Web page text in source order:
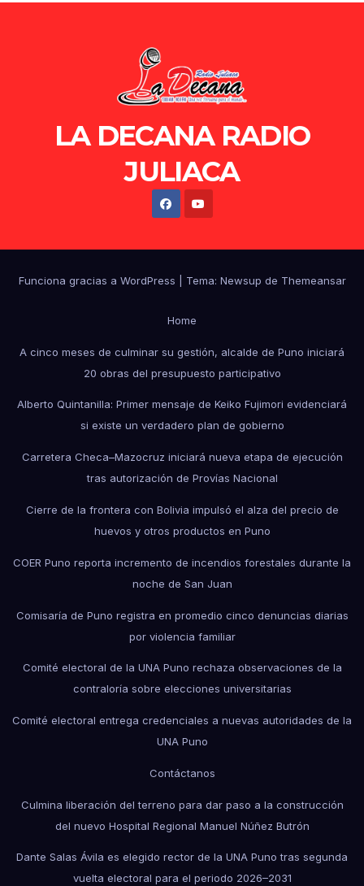
LA DECANA RADIO
JULIACA
Funciona gracias a WordPress Tema: Newsup de Themeansar
Home
A cinco meses de culminar su gestión, alcalde de Puno iniciará
20 obras del presupuesto participativo
Alberto Quintanilla: Primer mensaje de Keiko Fujimori evidenciará
si existe un verdadero plan de gobierno
Carretera Checa–Mazocruz iniciará nueva etapa de ejecución
tras autorización de Provías Nacional
Cierre de la frontera con Bolivia impulsó el alza del precio de
huevos y otros productos en Puno
COER Puno reporta incremento de incendios forestales durante la
noche de San Juan
Comisaría de Puno registra en promedio cinco denuncias diarias
por violencia familiar
Comité electoral de la UNA Puno rechaza observaciones de la
contraloría sobre elecciones universitarias
Comité electoral entrega credenciales a nuevas autoridades de la
UNA Puno
Contáctanos
Culmina liberación del terreno para dar paso a la construcción
del nuevo Hospital Regional Manuel Núñez Butrón
Dante Salas Ávila es elegido rector de la UNA Puno tras segunda
vuelta electoral para el periodo 2026–2031